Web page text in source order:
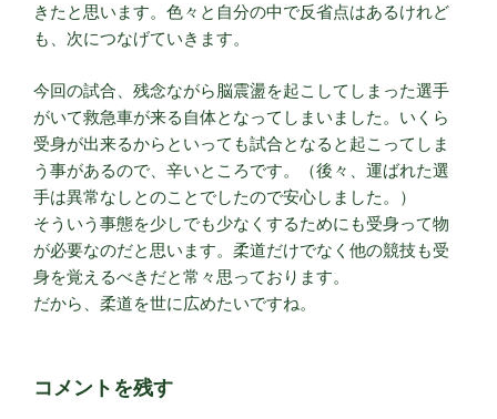
きたと思います。色々と自分の中で反省点はあるけれど
も、次につなげていきます。
今回の試合、残念ながら脳震盪を起こしてしまった選手
がいて救急車が来る自体となってしまいました。いくら
受身が出来るからといっても試合となると起こってしま
う事があるので、辛いところです。（後々、運ばれた選
手は異常なしとのことでしたので安心しました。）
そういう事態を少しでも少なくするためにも受身って物
が必要なのだと思います。柔道だけでなく他の競技も受
身を覚えるべきだと常々思っております。
だから、柔道を世に広めたいですね。
コメントを残す